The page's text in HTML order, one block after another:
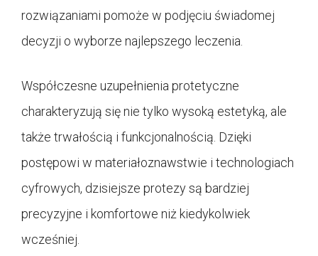
rozwiązaniami pomoże w podjęciu świadomej
decyzji o wyborze najlepszego leczenia.
Współczesne uzupełnienia protetyczne
charakteryzują się nie tylko wysoką estetyką, ale
także trwałością i funkcjonalnością. Dzięki
postępowi w materiałoznawstwie i technologiach
cyfrowych, dzisiejsze protezy są bardziej
precyzyjne i komfortowe niż kiedykolwiek
wcześniej.